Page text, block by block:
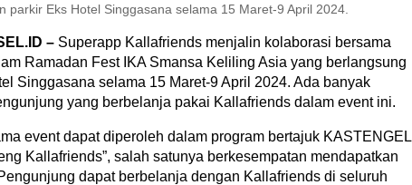
parkir Eks Hotel Singgasana selama 15 Maret-9 April 2024.
– Superapp Kallafriends menjalin kolaborasi bersama
Ramadan Fest IKA Smansa Keliling Asia yang berlangsung
Singgasana selama 15 Maret-9 April 2024. Ada banyak
yang berbelanja pakai Kallafriends dalam event ini.
event dapat diperoleh dalam program bertajuk KASTENGEL
Kallafriends”, salah satunya berkesempatan mendapatkan
dapat berbelanja dengan Kallafriends di seluruh